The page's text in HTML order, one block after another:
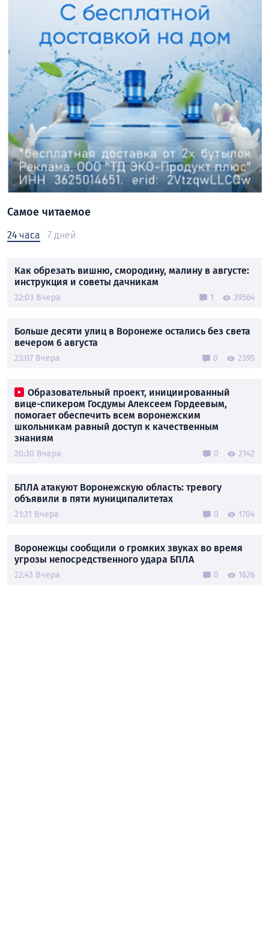
Самое читаемое
24 часа 7 дней
Как обрезать вишню, смородину, малину в августе:
инструкция и советы дачникам
22:03 Вчера 1 39564
Больше десяти улиц в Воронеже остались без света
вечером 6 августа
23:07 Вчера 0 2395
Образовательный проект, инициированный
вице-спикером Госдумы Алексеем Гордеевым,
помогает обеспечить всем воронежским
школьникам равный доступ к качественным
знаниям
20:30 Вчера 0 2142
БПЛА атакуют Воронежскую область: тревогу
объявили в пяти муниципалитетах
21:21 Вчера 0 1704
Воронежцы сообщили о громких звуках во время
угрозы непосредственного удара БПЛА
22:43 Вчера 0 1626